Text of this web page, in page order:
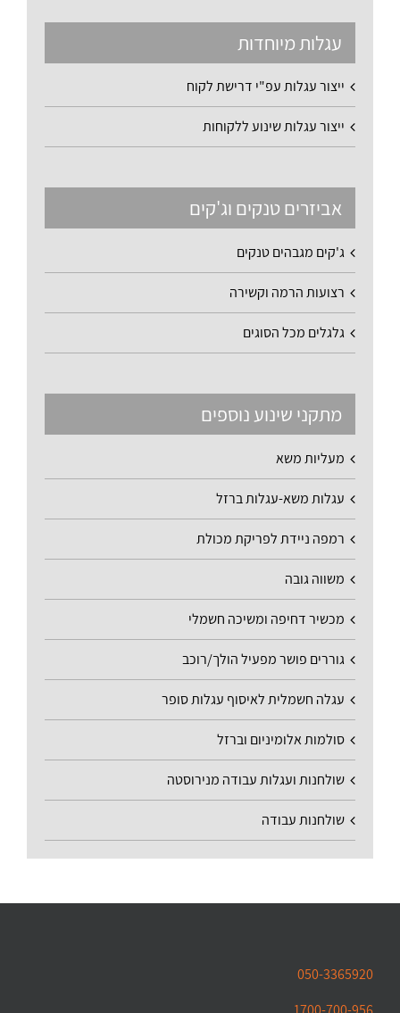
עגלות מיוחדות
ייצור עגלות עפ"י דרישת לקוח
ייצור עגלות שינוע ללקוחות
אביזרים טנקים וג'קים
ג'קים מגבהים טנקים
רצועות הרמה וקשירה
גלגלים מכל הסוגים
מתקני שינוע נוספים
מעליות משא
עגלות משא-עגלות ברזל
רמפה ניידת לפריקת מכולת
משווה גובה
מכשיר דחיפה ומשיכה חשמלי
גוררים פושר מפעיל הולך/רוכב
עגלה חשמלית לאיסוף עגלות סופר
סולמות אלומיניום וברזל
שולחנות ועגלות עבודה מנירוסטה
שולחנות עבודה
050-3365920